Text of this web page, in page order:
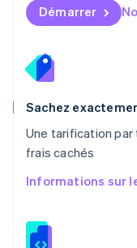
Démarrer
Sachez
Une tarification
frais cachés
Informations sur
English
Nouvelle-
Pays-Bas
Nederlands
English
PortuguêsEnglish
RAS de Hong
English
Roumanie